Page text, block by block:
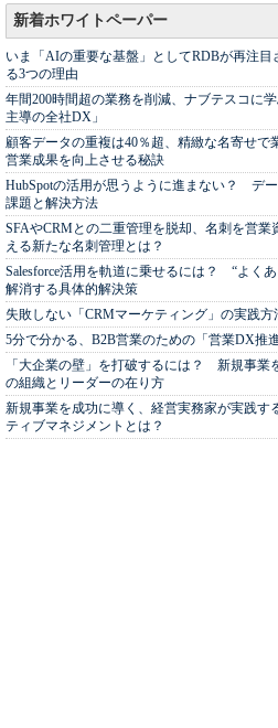
新着ホワイトペーパー
いま「AIの重要な基盤」としてRDBが再注目
る3つの理由
年間200時間超の業務を削減、ナブテスコに
主導の全社DX」
顧客データの重複は40％超、精緻な名寄せで
営業成果を向上させる秘訣
HubSpotの活用が思うように進まない？ デ
課題と解決方法
SFAやCRMとの二重管理を脱却、名刺を営業
える新たな名刺管理とは？
Salesforce活用を軌道に乗せるには？ “よく
解消する具体的解決策
失敗しない「CRMマーケティング」の実践方
5分で分かる、B2B営業のための「営業DX推進
「大企業の壁」を打破するには？ 新規事業
の組織とリーダーの在り方
新規事業を成功に導く、経営実務家が実践す
ティブマネジメントとは？